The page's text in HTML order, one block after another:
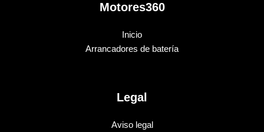
Motores360
Inicio
Arrancadores de batería
Legal
Aviso legal